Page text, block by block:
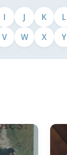
I J K L
V
W X Y